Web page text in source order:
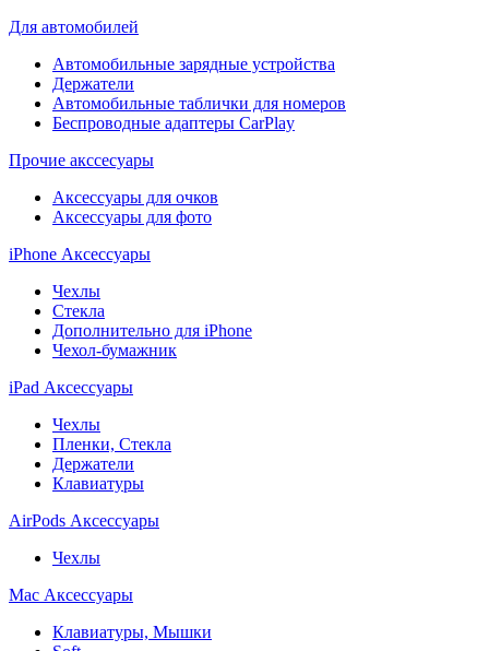
Для автомобилей
Автомобильные зарядные устройства
Держатели
Автомобильные таблички для номеров
Беспроводные адаптеры CarPlay
Прочие акссесуары
Аксессуары для очков
Аксессуары для фото
iPhone Аксессуары
Чехлы
Стекла
Дополнительно для iPhone
Чехол-бумажник
iPad Аксессуары
Чехлы
Пленки, Стекла
Держатели
Клавиатуры
AirPods Аксессуары
Чехлы
Mac Аксессуары
Клавиатуры, Мышки